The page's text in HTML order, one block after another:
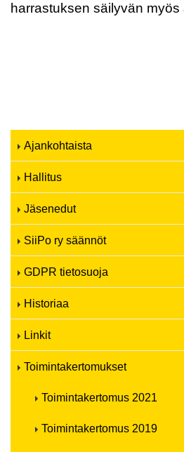
harrastuksen säilyvän myös
Ajankohtaista
Hallitus
Jäsenedut
SiiPo ry säännöt
GDPR tietosuoja
Historiaa
Linkit
Toimintakertomukset
Toimintakertomus 2021
Toimintakertomus 2019